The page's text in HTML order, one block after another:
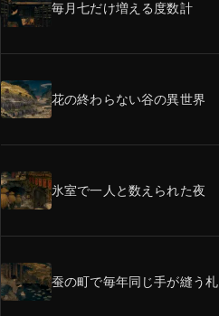
毎月七だけ増える度数計
花の終わらない谷の異世界
氷室で一人と数えられた夜
蚕の町で毎年同じ手が縫う札